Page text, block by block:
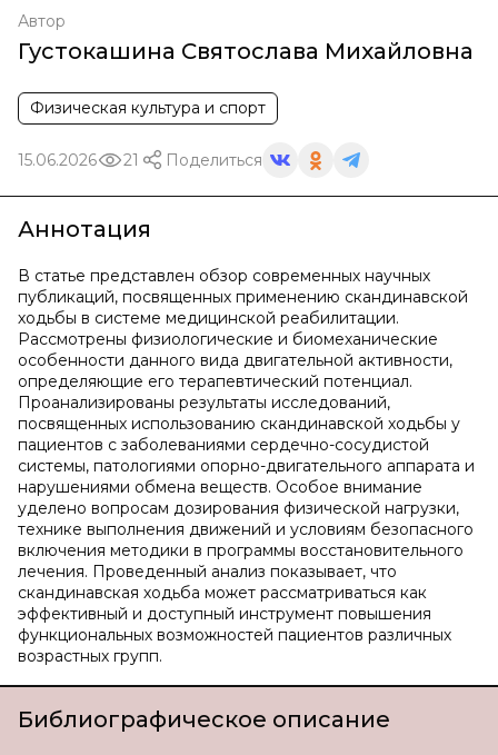
Автор
Густокашина Святослава Михайловна
Физическая культура и спорт
15.06.2026 21 Поделиться
Аннотация
В статье представлен обзор современных научных
публикаций, посвященных применению скандинавской
ходьбы в системе медицинской реабилитации.
Рассмотрены физиологические и биомеханические
особенности данного вида двигательной активности,
определяющие его терапевтический потенциал.
Проанализированы результаты исследований,
посвященных использованию скандинавской ходьбы у
пациентов с заболеваниями сердечно-сосудистой
системы, патологиями опорно-двигательного аппарата и
нарушениями обмена веществ. Особое внимание
уделено вопросам дозирования физической нагрузки,
технике выполнения движений и условиям безопасного
включения методики в программы восстановительного
лечения. Проведенный анализ показывает, что
скандинавская ходьба может рассматриваться как
эффективный и доступный инструмент повышения
функциональных возможностей пациентов различных
возрастных групп.
Библиографическое описание